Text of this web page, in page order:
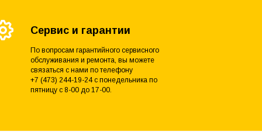
Сервис и гарантии
По вопросам гарантийного сервисного
обслуживания и ремонта, вы можете
связаться с нами по телефону
+7 (473) 244-19-24 с понедельника по
пятницу с 8-00 до 17-00.